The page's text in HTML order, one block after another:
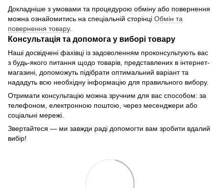
Докладніше з умовами та процедурою обміну або повернення
можна ознайомитись на спеціальній сторінці Обмін та
повернення товару.
Консультація та допомога у виборі товару
Наші досвідчені фахівці із задоволенням проконсультують вас
з будь-якого питання щодо товарів, представлених в інтернет-
магазині, допоможуть підібрати оптимальний варіант та
нададуть всю необхідну інформацію для правильного вибору.
Отримати консультацію можна зручним для вас способом: за
телефоном, електронною поштою, через месенджери або
соціальні мережі.
Звертайтеся — ми завжди раді допомогти вам зробити вдалий
вибір!